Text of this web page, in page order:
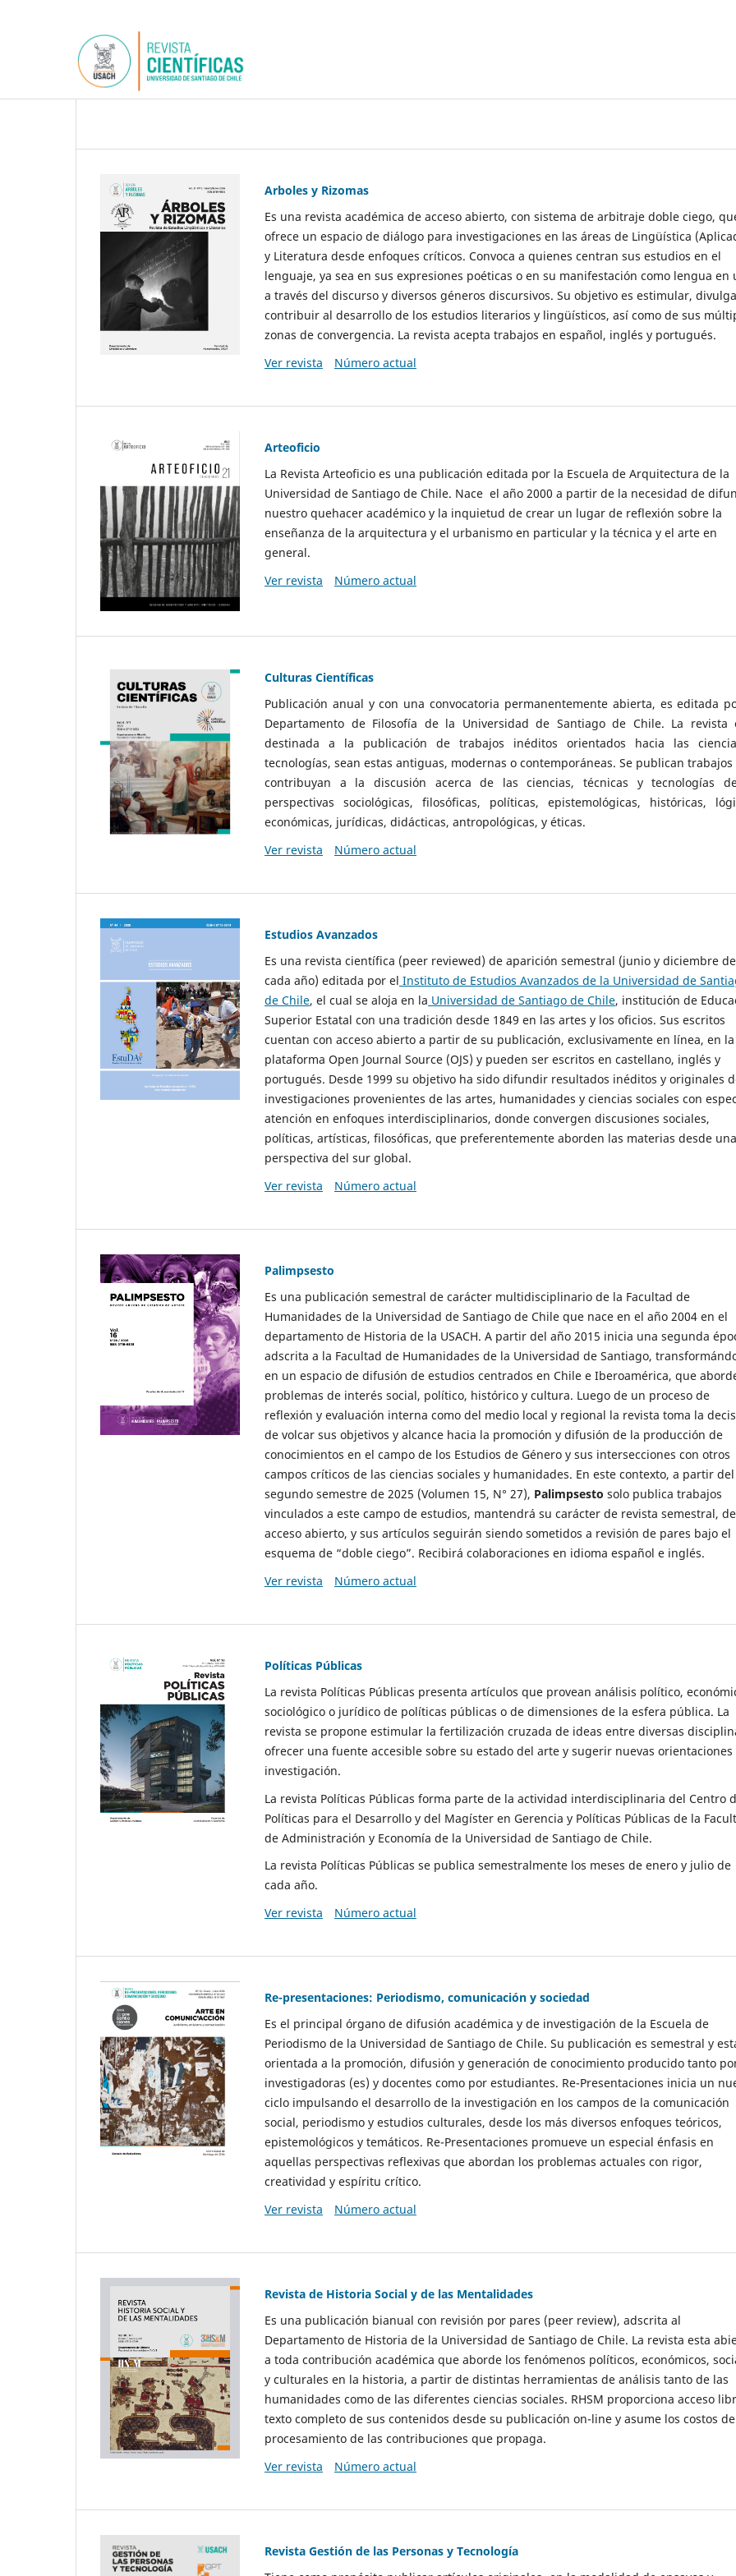
Arboles y Rizomas
Es una revista académica de acceso abierto, con sistema de arbitraje doble ciego,
ofrece un espacio de diálogo para investigaciones en las áreas de Lingüística
y Literatura desde enfoques críticos. Convoca a quienes centran sus estudios en el
lenguaje, ya sea en sus expresiones poéticas o en su manifestación como lengua en
a través del discurso y diversos géneros discursivos. Su objetivo es estimular,
contribuir al desarrollo de los estudios literarios y lingüísticos, así como de sus
zonas de convergencia. La revista acepta trabajos en español, inglés y portugués.
Ver revista
Número actual
Arteoficio
La Revista Arteoficio es una publicación editada por la Escuela de Arquitectura de la
Universidad de Santiago de Chile. Nace el año 2000 a partir de la necesidad de
nuestro quehacer académico y la inquietud de crear un lugar de reflexión sobre la
enseñanza de la arquitectura y el urbanismo en particular y la técnica y el arte en
general.
Ver revista
Número actual
Culturas Científicas
Publicación anual y con una convocatoria permanentemente abierta, es editada
Departamento de Filosofía de la Universidad de Santiago de Chile. La revista
destinada a la publicación de trabajos inéditos orientados hacia las
tecnologías, sean estas antiguas, modernas o contemporáneas. Se publican
contribuyan a la discusión acerca de las ciencias, técnicas y tecnologías
perspectivas sociológicas, filosóficas, políticas, epistemológicas, históricas,
económicas, jurídicas, didácticas, antropológicas, y éticas.
Ver revista
Número actual
Estudios Avanzados
Es una revista científica (peer reviewed) de aparición semestral (junio y diciembre de
cada año) editada por el Instituto de Estudios Avanzados de la Universidad de
de Chile, el cual se aloja en la Universidad de Santiago de Chile, institución de
Superior Estatal con una tradición desde 1849 en las artes y los oficios. Sus escritos
cuentan con acceso abierto a partir de su publicación, exclusivamente en línea, en la
plataforma Open Journal Source (OJS) y pueden ser escritos en castellano, inglés y
portugués. Desde 1999 su objetivo ha sido difundir resultados inéditos y originales
investigaciones provenientes de las artes, humanidades y ciencias sociales con
atención en enfoques interdisciplinarios, donde convergen discusiones sociales,
políticas, artísticas, filosóficas, que preferentemente aborden las materias desde una
perspectiva del sur global.
Ver revista
Número actual
Palimpsesto
Es una publicación semestral de carácter multidisciplinario de la Facultad de
Humanidades de la Universidad de Santiago de Chile que nace en el año 2004 en el
departamento de Historia de la USACH. A partir del año 2015 inicia una segunda
adscrita a la Facultad de Humanidades de la Universidad de Santiago,
en un espacio de difusión de estudios centrados en Chile e Iberoamérica, que
problemas de interés social, político, histórico y cultura. Luego de un proceso de
reflexión y evaluación interna como del medio local y regional la revista toma la
de volcar sus objetivos y alcance hacia la promoción y difusión de la producción de
conocimientos en el campo de los Estudios de Género y sus intersecciones con otros
campos críticos de las ciencias sociales y humanidades. En este contexto, a partir del
segundo semestre de 2025 (Volumen 15, N° 27), Palimpsesto solo publica trabajos
vinculados a este campo de estudios, mantendrá su carácter de revista semestral, de
acceso abierto, y sus artículos seguirán siendo sometidos a revisión de pares bajo el
esquema de “doble ciego”. Recibirá colaboraciones en idioma español e inglés.
Ver revista
Número actual
Políticas Públicas
La revista Políticas Públicas presenta artículos que provean análisis político,
sociológico o jurídico de políticas públicas o de dimensiones de la esfera pública. La
revista se propone estimular la fertilización cruzada de ideas entre diversas
ofrecer una fuente accesible sobre su estado del arte y sugerir nuevas orientaciones
investigación.
La revista Políticas Públicas forma parte de la actividad interdisciplinaria del Centro
Políticas para el Desarrollo y del Magíster en Gerencia y Políticas Públicas de la
de Administración y Economía de la Universidad de Santiago de Chile.
La revista Políticas Públicas se publica semestralmente los meses de enero y julio de
cada año.
Ver revista
Número actual
Re-presentaciones: Periodismo, comunicación y sociedad
Es el principal órgano de difusión académica y de investigación de la Escuela de
Periodismo de la Universidad de Santiago de Chile. Su publicación es semestral y
orientada a la promoción, difusión y generación de conocimiento producido tanto
investigadoras (es) y docentes como por estudiantes. Re-Presentaciones inicia un
ciclo impulsando el desarrollo de la investigación en los campos de la comunicación
social, periodismo y estudios culturales, desde los más diversos enfoques teóricos,
epistemológicos y temáticos. Re-Presentaciones promueve un especial énfasis en
aquellas perspectivas reflexivas que abordan los problemas actuales con rigor,
creatividad y espíritu crítico.
Ver revista
Número actual
Revista de Historia Social y de las Mentalidades
Es una publicación bianual con revisión por pares (peer review), adscrita al
Departamento de Historia de la Universidad de Santiago de Chile. La revista esta
a toda contribución académica que aborde los fenómenos políticos, económicos,
y culturales en la historia, a partir de distintas herramientas de análisis tanto de las
humanidades como de las diferentes ciencias sociales. RHSM proporciona acceso
texto completo de sus contenidos desde su publicación on-line y asume los costos de
procesamiento de las contribuciones que propaga.
Ver revista
Número actual
Revista Gestión de las Personas y Tecnología